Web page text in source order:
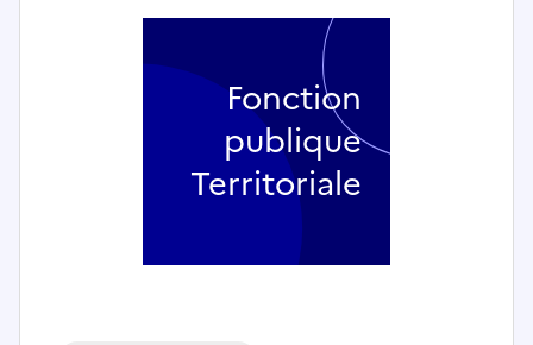
Fonction
publique
Territoriale